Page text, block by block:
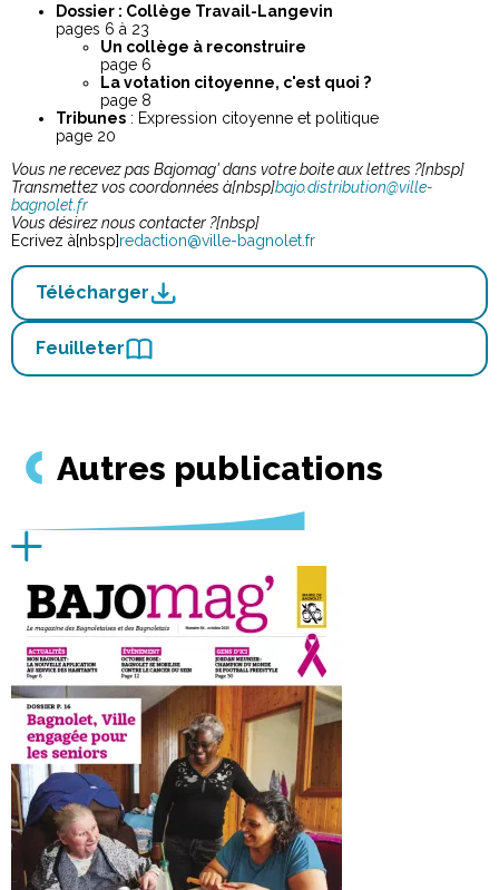
Dossier : Collège Travail-Langevin
pages 6 à 23
Un collège à reconstruire
page 6
La votation citoyenne, c'est quoi ?
page 8
Tribunes : Expression citoyenne et politique
page 20
Vous ne recevez pas Bajomag' dans votre boite aux lettres ?[nbsp]
Transmettez vos coordonnées à[nbsp]bajo.distribution@ville-
bagnolet.fr
Vous désirez nous contacter ?[nbsp]
Ecrivez à[nbsp]redaction@ville-bagnolet.fr
Télécharger
Feuilleter
Autres publications